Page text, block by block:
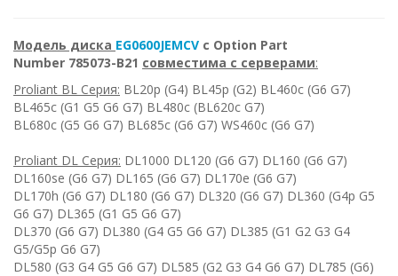
Модель диска EG0600JEMCV с Option Part
Number 785073-B21 совместима c серверами:
Proliant BL Серия: BL20p (G4) BL45p (G2) BL460c (G6 G7)
BL465c (G1 G5 G6 G7) BL480c (BL620c G7)
BL680c (G5 G6 G7) BL685c (G6 G7) WS460c (G6 G7)
Proliant DL Серия: DL1000 DL120 (G6 G7) DL160 (G6 G7)
DL160se (G6 G7) DL165 (G6 G7) DL170e (G6 G7)
DL170h (G6 G7) DL180 (G6 G7) DL320 (G6 G7) DL360 (G4p G5
G6 G7) DL365 (G1 G5 G6 G7)
DL370 (G6 G7) DL380 (G4 G5 G6 G7) DL385 (G1 G2 G3 G4
G5/G5p G6 G7)
DL580 (G3 G4 G5 G6 G7) DL585 (G2 G3 G4 G6 G7) DL785 (G6)